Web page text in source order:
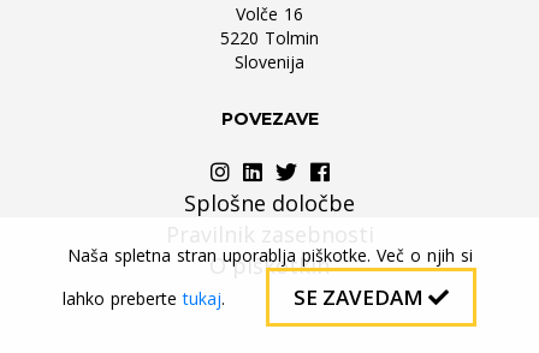
Naša spletna stran uporablja piškotke. Več o njih si
lahko prebertetukaj. SE ZAVEDAM
Volče 16
5220 Tolmin
Slovenija
POVEZAVE
Splošne določbe
Pravilnik zasebnosti
O piškotkih